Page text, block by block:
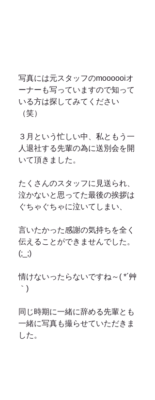
写真には元スタッフのmoooooiオ
ーナーも写っていますので知って
いる方は探してみてください
（笑）
３月という忙しい中、私ともう一
人退社する先輩の為に送別会を開
いて頂きました。
たくさんのスタッフに見送られ、
泣かないと思ってた最後の挨拶は
ぐちゃぐちゃに泣いてしまい、
言いたかった感謝の気持ちを全く
伝えることができませんでした。
(;_;)
情けないったらないですね～( *´艸
｀)
同じ時期に一緒に辞める先輩とも
一緒に写真も撮らせていただきま
した。